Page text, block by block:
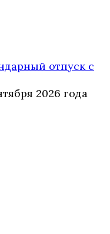
отпуск с
2026 года